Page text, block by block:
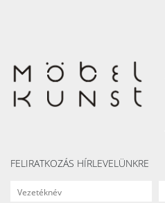
FELIRATKOZÁS HÍRLEVELÜNKRE